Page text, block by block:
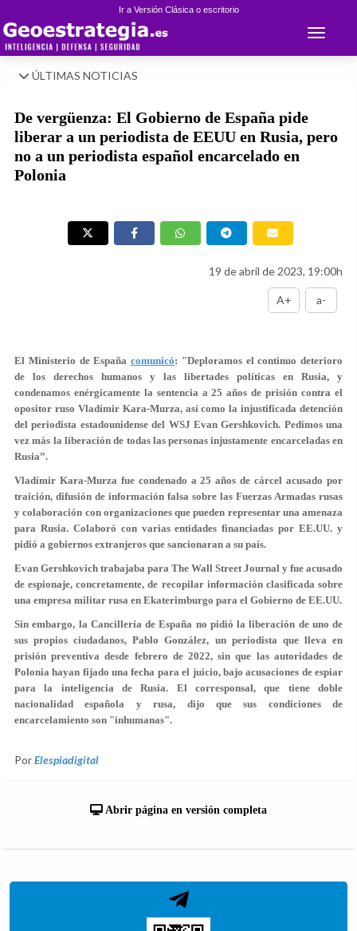
Ir a Versión Clásica o escritorio
Toggle
ÚLTIMAS NOTICIAS
De vergüenza: El Gobierno de España pide
liberar a un periodista de EEUU en Rusia, pero
no a un periodista español encarcelado en
Polonia
19 de abril de 2023, 19:00h
A+ a-
El Ministerio de España comunicó: "Deploramos el continuo deterioro
de los derechos humanos y las libertades políticas en Rusia, y
condenamos enérgicamente la sentencia a 25 años de prisión contra el
opositor ruso Vladímir Kara-Murza, así como la injustificada detención
del periodista estadounidense del WSJ Evan Gershkovich. Pedimos una
vez más la liberación de todas las personas injustamente encarceladas en
Rusia”.
Vladímir Kara-Murza fue condenado a 25 años de cárcel acusado por
traición, difusión de información falsa sobre las Fuerzas Armadas rusas
y colaboración con organizaciones que pueden representar una amenaza
para Rusia. Colaboró con varias entidades financiadas por EE.UU. y
pidió a gobiernos extranjeros que sancionaran a su país.
Evan Gershkovich trabajaba para The Wall Street Journal y fue acusado
de espionaje, concretamente, de recopilar información clasificada sobre
una empresa militar rusa en Ekaterimburgo para el Gobierno de EE.UU.
Sin embargo, la Cancillería de España no pidió la liberación de uno de
sus propios ciudadanos, Pablo González, un periodista que lleva en
prisión preventiva desde febrero de 2022, sin que las autoridades de
Polonia hayan fijado una fecha para el juicio, bajo acusaciones de espiar
para la inteligencia de Rusia. El corresponsal, que tiene doble
nacionalidad española y rusa, dijo que sus condiciones de
encarcelamiento son "inhumanas".
PorElespiadigital
Abrir página en versión completa